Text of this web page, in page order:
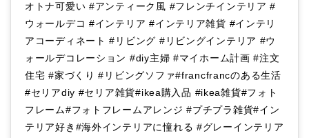
オトナ可愛い #アンティーク風 #フレンチインテリア #
ウォールデコ #インテリア #インテリア雑貨 #インテリ
アコーディネート #リビング #リビングインテリア #ウ
ォールデコレーション #diy主婦 #マイホーム計画 #注文
住宅 #家づくり #リビングソファ#francfrancのある生活
#セリアdiy #セリア雑貨#ikea購入品 #ikea雑貨#フォト
フレーム#フォトフレームアレンジ #プチプラ雑貨#イン
テリア好き#海外インテリアに憧れる #グレーインテリア